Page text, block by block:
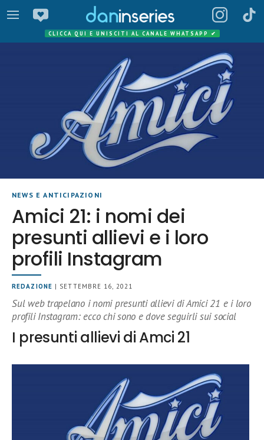
CLICCA QUI E UNISCITI AL CANALE WHATSAPP ✔
NEWS E ANTICIPAZIONI
Amici 21: i nomi dei
presunti allievi e i loro
profili Instagram
REDAZIONE | SETTEMBRE 16, 2021
Sul web trapelano i nomi presunti allievi di Amici 21 e i loro
profili Instagram: ecco chi sono e dove seguirli sui social
I presunti allievi di Amci 21